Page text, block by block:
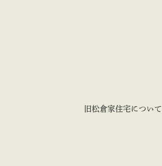
旧松倉家住宅について